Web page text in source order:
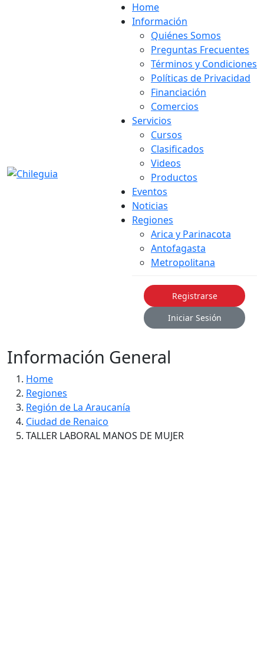
Home
Información
Quiénes Somos
Preguntas Frecuentes
Términos y Condiciones
Políticas de Privacidad
Financiación
Comercios
Servicios
Cursos
Clasificados
Videos
Productos
Eventos
Noticias
Regiones
Arica y Parinacota
Antofagasta
Metropolitana
Registrarse
Iniciar Sesión
Información General
Home
Regiones
Región de La Araucanía
Ciudad de Renaico
TALLER LABORAL MANOS DE MUJER